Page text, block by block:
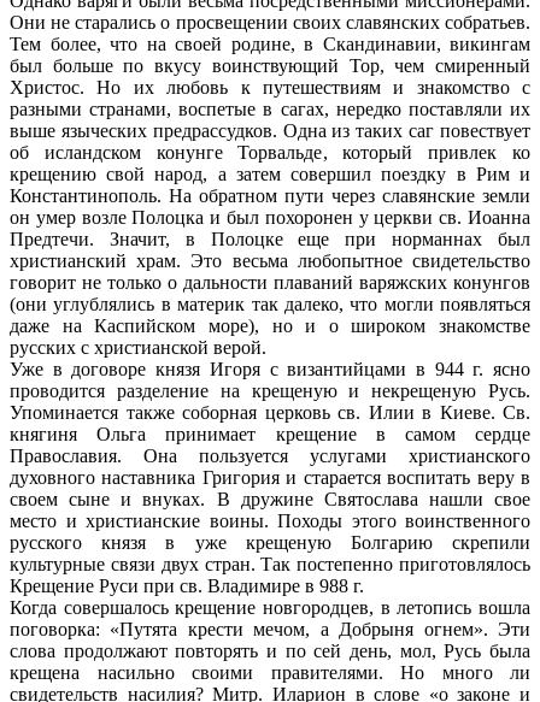
Они не старались о просвещении своих славянских собратьев.
Тем более, что на своей родине, в Скандинавии, викингам
был больше по вкусу воинствующий Тор, чем смиренный
Христос. Но их любовь к путешествиям и знакомство с
разными странами, воспетые в сагах, нередко поставляли их
выше языческих предрассудков. Одна из таких саг повествует
об исландском конунге Торвальде, который привлек ко
крещению свой народ, а затем совершил поездку в Рим и
Константинополь. На обратном пути через славянские земли
он умер возле Полоцка и был похоронен у церкви св. Иоанна
Предтечи. Значит, в Полоцке еще при норманнах был
христианский храм. Это весьма любопытное свидетельство
говорит не только о дальности плаваний варяжских конунгов
(они углублялись в материк так далеко, что могли появляться
даже на Каспийском море), но и о широком знакомстве
русских с христианской верой.
Уже в договоре князя Игоря с византийцами в 944 г. ясно
проводится разделение на крещеную и некрещеную Русь.
Упоминается также соборная церковь св. Илии в Киеве. Св.
княгиня Ольга принимает крещение в самом сердце
Православия. Она пользуется услугами христианского
духовного наставника Григория и старается воспитать веру в
своем сыне и внуках. В дружине Святослава нашли свое
место и христианские воины. Походы этого воинственного
русского князя в уже крещеную Болгарию скрепили
культурные связи двух стран. Так постепенно приготовлялось
Крещение Руси при св. Владимире в 988 г.
Когда совершалось крещение новгородцев, в летопись вошла
поговорка: «Путята крести мечом, а Добрыня огнем». Эти
слова продолжают повторять и по сей день, мол, Русь была
крещена насильно своими правителями. Но много ли
свидетельств насилия? Митр. Иларион в слове «о законе и